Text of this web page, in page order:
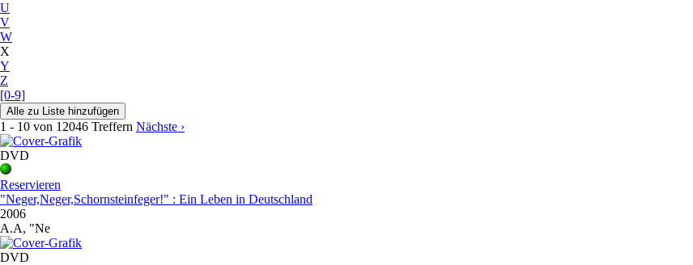
U
V
W
X
Y
Z
[0-9]
1 - 10 von 12046 Treffern Nächste ›
DVD
Reservieren
"Neger,Neger,Schornsteinfeger!" : Ein Leben in Deutschland
2006
A.A, "Ne
DVD